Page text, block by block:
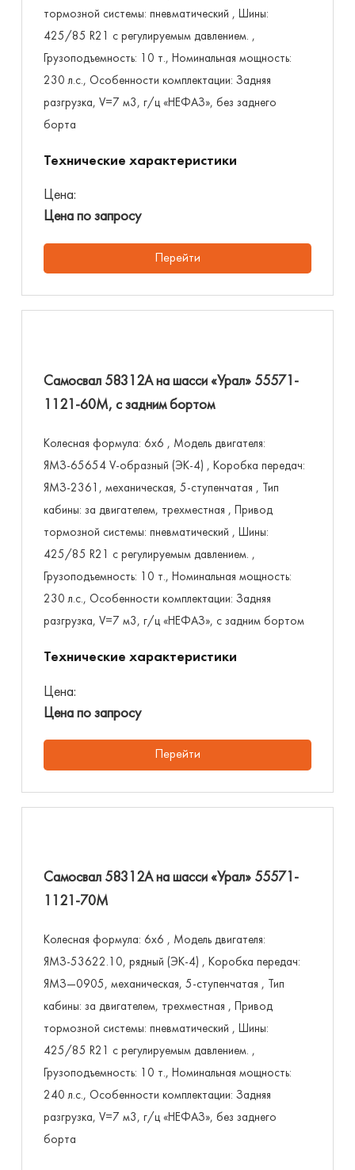
тормозной системы: пневматический , Шины:
425/85 R21 с регулируемым давлением. ,
Грузоподъемность: 10 т., Номинальная мощность:
230 л.с., Особенности комплектации: Задняя
разгрузка, V=7 м3, г/ц «НЕФАЗ», без заднего
борта
Технические характеристики
Цена:
Цена по запросу
Перейти
Самосвал 58312А на шасси «Урал» 55571-
1121-60М, с задним бортом
Колесная формула: 6х6 , Модель двигателя:
ЯМЗ-65654 V-образный (ЭК-4) , Коробка передач:
ЯМЗ-2361, механическая, 5-ступенчатая , Тип
кабины: за двигателем, трехместная , Привод
тормозной системы: пневматический , Шины:
425/85 R21 с регулируемым давлением. ,
Грузоподъемность: 10 т., Номинальная мощность:
230 л.с., Особенности комплектации: Задняя
разгрузка, V=7 м3, г/ц «НЕФАЗ», с задним бортом
Технические характеристики
Цена:
Цена по запросу
Перейти
Самосвал 58312А на шасси «Урал» 55571-
1121-70М
Колесная формула: 6х6 , Модель двигателя:
ЯМЗ-53622.10, рядный (ЭК-4) , Коробка передач:
ЯМЗ—0905, механическая, 5-ступенчатая , Тип
кабины: за двигателем, трехместная , Привод
тормозной системы: пневматический , Шины:
425/85 R21 с регулируемым давлением. ,
Грузоподъемность: 10 т., Номинальная мощность:
240 л.с., Особенности комплектации: Задняя
разгрузка, V=7 м3, г/ц «НЕФАЗ», без заднего
борта